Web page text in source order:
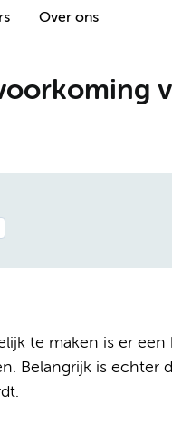
Over ons
te maken is er
Belangrijk is echter